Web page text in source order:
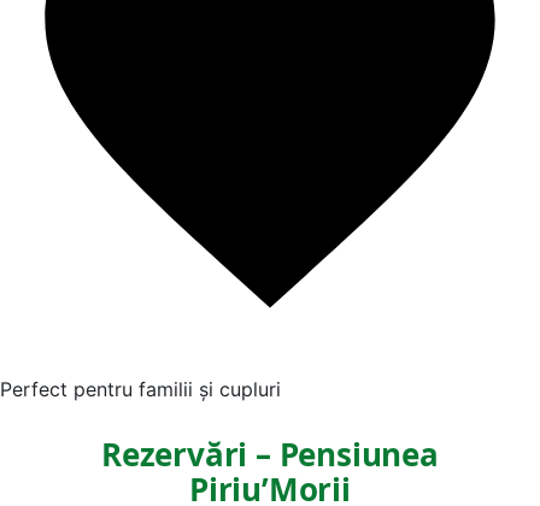
Perfect pentru familii și cupluri
Rezervări – Pensiunea
Piriu’Morii